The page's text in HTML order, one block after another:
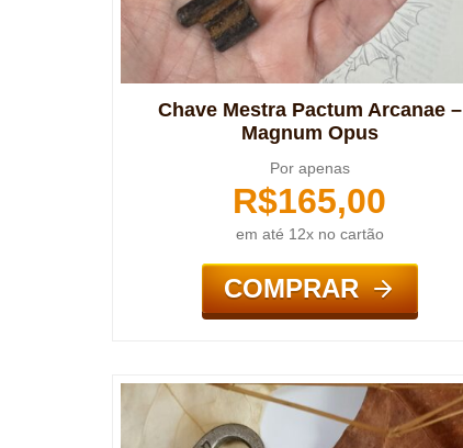
Chave Mestra Pactum Arcanae –
Magnum Opus
Por apenas
R$165,00
em até 12x no cartão
COMPRAR